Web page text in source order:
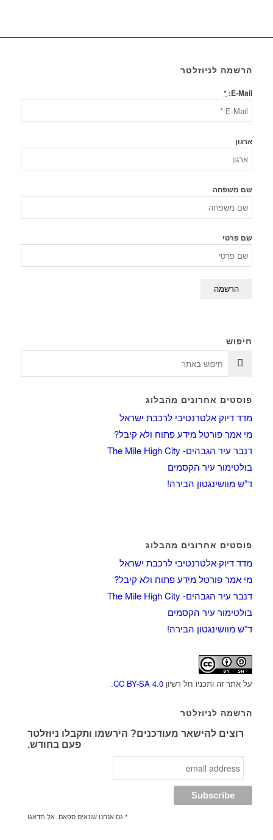
הרשמה לניוזלטר
E-Mail:
*
ארגון
שם משפחה
שם פרטי
חיפוש
פוסטים אחרונים מהבלוג
מדד דיוק אלטרנטיבי לרכבת ישראל
מי אמר פורטל מידע פתוח ולא קיבל?
דנבר עיר הגבהים- The Mile High City
בולטימור עיר הקסמים
ד”ש מוושינגטון הבירה!
פוסטים אחרונים מהבלוג
מדד דיוק אלטרנטיבי לרכבת ישראל
מי אמר פורטל מידע פתוח ולא קיבל?
דנבר עיר הגבהים- The Mile High City
בולטימור עיר הקסמים
ד”ש מוושינגטון הבירה!
על אתר זה ותכניו חל רשיון CC BY-SA 4.0
.
הרשמה לניוזלטר
רוצים להישאר מעודכנים? הירשמו ותקבלו ניוזלטר
פעם בחודש.
* גם אנחנו שונאים ספאם. אל תדאגו